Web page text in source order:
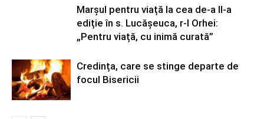
Marșul pentru viață la cea de-a II-a
ediție în s. Lucășeuca, r-l Orhei:
„Pentru viață, cu inimă curată”
Credința, care se stinge departe de
focul Bisericii